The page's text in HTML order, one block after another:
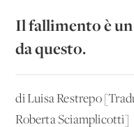
Il fallimento è
da questo.
di Luisa Restrepo
Roberta Sciamplicotti]